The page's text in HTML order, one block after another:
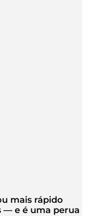
mais rápido
— e é uma perua